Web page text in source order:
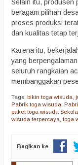
Selain itu, produsen
beragam pilihan
proses produksi
dan kualitas tetap
Karena itu,
yang
seluruh rangkaian
membanggakan
Tags: bikin toga wisuda
Pabrik toga wisuda
paket toga wisuda
wisuda terpercaya toga
Bagikan ke